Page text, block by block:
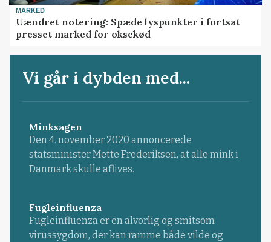
MARKED
Uændret notering: Spæde lyspunkter i fortsat
presset marked for oksekød
Vi går i dybden med...
Minksagen
Den 4. november 2020 annoncerede
statsminister Mette Frederiksen, at alle mink i
Danmark skulle aflives.
Fugleinfluenza
Fugleinfluenza er en alvorlig og smitsom
virussygdom, der kan ramme både vilde og